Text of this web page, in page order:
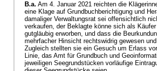
B.a. Am 4. Januar 2021 reichten die
eine Klage auf Grundbuchberichtigung und
damaliger Verwaltungsrat sei offensichtlich
verkaufen, der Beklagte könne sich als
gutgläubig erworben, und dass die
mehrfacher Hinsicht rechtswidrig gewesen
Zugleich stellten sie ein Gesuch um Erlass
Linie, das Amt für Grundbuch und
jeweiligen Seegrundstücken vorläufige